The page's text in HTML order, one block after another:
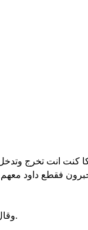
فقطع داود
وقال داود ان الذي يضرب اليبوسيين اولا يكون راسا وقائدا. فصعد اولا يوآب ابن صروية فصار راسا.